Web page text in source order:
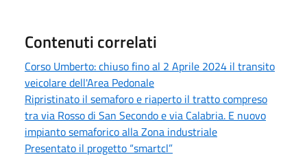
Contenuti correlati
Corso Umberto: chiuso fino al 2 Aprile 2024 il transito
veicolare dell'Area Pedonale
Ripristinato il semaforo e riaperto il tratto compreso
tra via Rosso di San Secondo e via Calabria. E nuovo
impianto semaforico alla Zona industriale
Presentato il progetto “smartcl”